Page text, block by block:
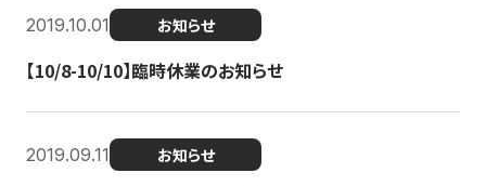
2019.10.01 お知らせ
【10/8-10/10】臨時休業のお知らせ
2019.09.11 お知らせ